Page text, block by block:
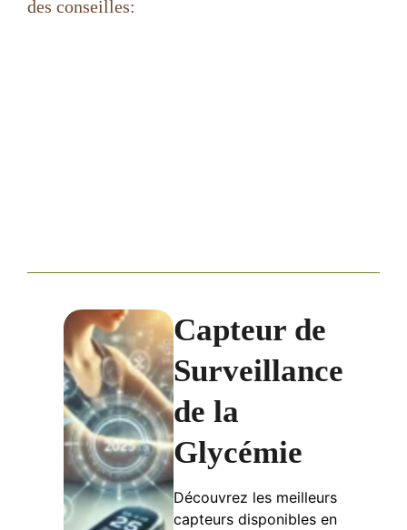
des conseilles:
Capteur de
Surveillance
de la
Glycémie
Découvrez les meilleurs
capteurs disponibles en